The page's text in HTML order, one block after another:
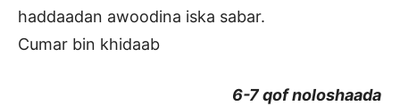
haddaadan awoodina iska sabar.
Cumar bin khidaab
6-7 qof noloshaada